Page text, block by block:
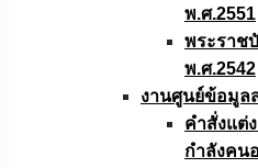
พ.ศ.2551
พระราช
พ.ศ.2542
งานศูนย์ข้อมูล
คำสั่งแต่
กำลังคน